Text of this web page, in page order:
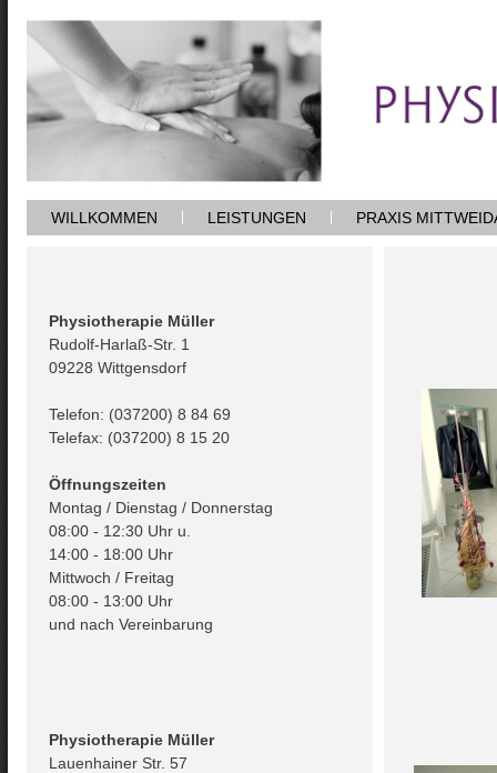
WILLKOMMEN LEISTUNGEN PRAXIS
Physiotherapie Müller
Rudolf-Harlaß-Str. 1
09228 Wittgensdorf
Telefon: (037200) 8 84 69
Telefax: (037200) 8 15 20
Öffnungszeiten
Montag / Dienstag / Donnerstag
08:00 - 12:30 Uhr u.
14:00 - 18:00 Uhr
Mittwoch / Freitag
08:00 - 13:00 Uhr
und nach Vereinbarung
Physiotherapie Müller
Lauenhainer Str. 57